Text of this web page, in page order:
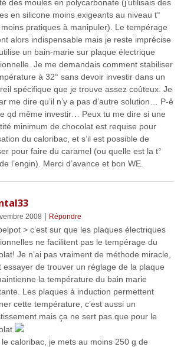
des moules en polycarbonate (j’utilisais des
en silicone moins exigeants au niveau t°
moins pratiques à manipuler). Le tempérage
alors indispensable mais je reste imprécise
un bain-marie sur plaque électrique
Je me demandais comment stabiliser
à 32° sans devoir investir dans un
spécifique que je trouve assez coûteux. Je
me dire qu’il n’y a pas d’autre solution… P-ê
qd même investir… Peux tu me dire si une
minimum de chocolat est requise pour
du caloribac, et s’il est possible de
pour faire du caramel (ou quelle est la t°
l’engin). Merci d’avance et bon WE.
2008 | Répondre
> c’est sur que les plaques électriques
ne facilitent pas le tempérage du
Je n’ai pas vraiment de méthode miracle,
essayer de trouver un réglage de la plaque
la température du bain marie
Les plaques à induction permettent
cette température, c’est aussi un
mais ça ne sert pas que pour le
le caloribac, je mets au moins 250 g de